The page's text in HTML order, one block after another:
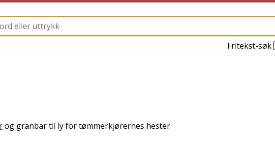
Fritekst-søk
og granbar til ly for tømmerkjørernes hester